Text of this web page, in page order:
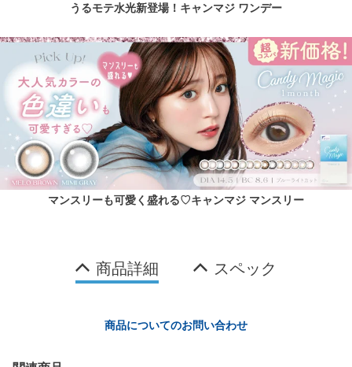
うるモテ水光新登場！キャンマジ ワンデー
マンスリーも可愛く盛れる♡キャンマジ マンスリー
商品詳細 スペック
商品についてのお問い合わせ